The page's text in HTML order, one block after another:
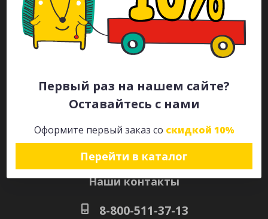
Первый раз на нашем сайте?
Оставайтесь с нами
Оформите первый заказ со скидкой 10%
Перейти в каталог
Каталог
Будьте всегда в курсе!
Наши контакты
8-800-511-37-13